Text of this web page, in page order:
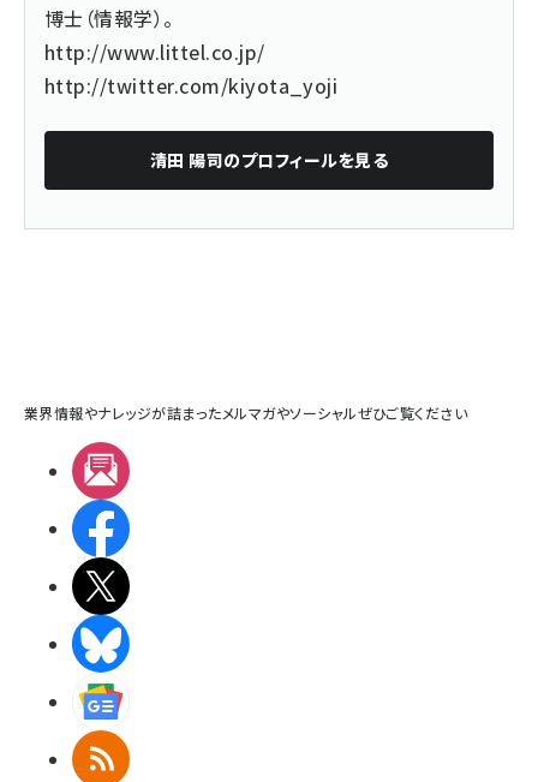
博士（情報学）。
http://www.littel.co.jp/
http://twitter.com/kiyota_yoji
清田 陽司のプロフィールを見る
業界情報やナレッジが詰まったメルマガやソーシャルぜひご覧ください
RSS